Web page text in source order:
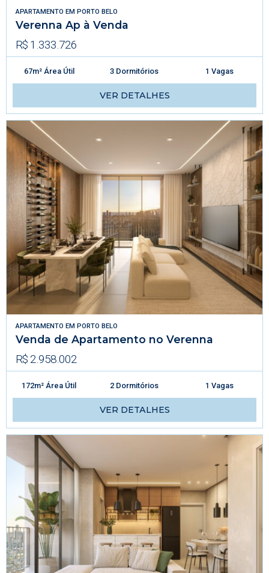
APARTAMENTO EM PORTO BELO
Verenna Ap à Venda
R$ 1.333.726
67m² Área Útil 3 Dormitórios 1 Vagas
VER DETALHES
APARTAMENTO EM PORTO BELO
Venda de Apartamento no Verenna
R$ 2.958.002
172m² Área Útil 2 Dormitórios 1 Vagas
VER DETALHES